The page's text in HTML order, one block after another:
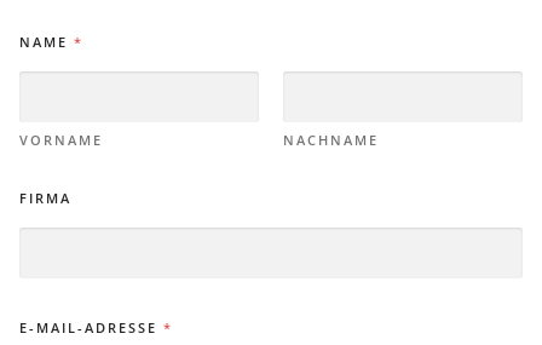
NAME *
VORNAME NACHNAME
A
M
FIRMA
E-MAIL-ADRESSE *